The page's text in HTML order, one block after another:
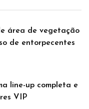
área de vegetação
de entorpecentes
line-up completa e
VIP